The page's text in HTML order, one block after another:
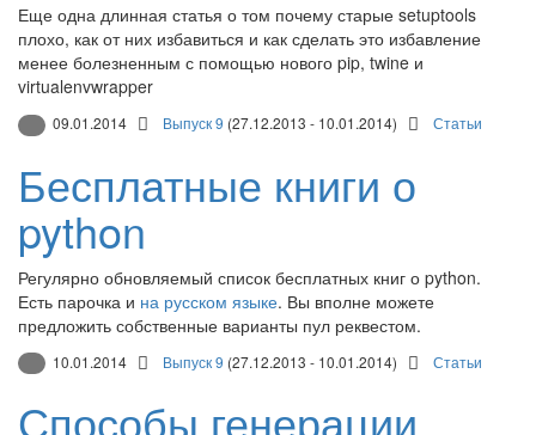
Еще одна длинная статья о том почему старые setuptools
плохо, как от них избавиться и как сделать это избавление
менее болезненным с помощью нового pip, twine и
virtualenvwrapper
09.01.2014 Выпуск 9 (27.12.2013 - 10.01.2014) Статьи
Бесплатные книги о
python
Регулярно обновляемый список бесплатных книг о python.
Есть парочка и на русском языке. Вы вполне можете
предложить собственные варианты пул реквестом.
10.01.2014 Выпуск 9 (27.12.2013 - 10.01.2014) Статьи
Способы генерации